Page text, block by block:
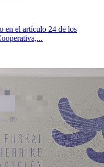
en el artículo 24 de los